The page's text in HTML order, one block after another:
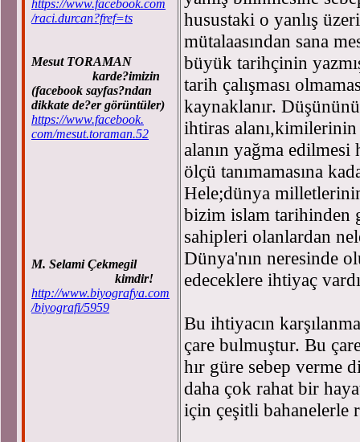
https://www.facebook.com
/raci.durcan?fref=ts
Mesut TORAMAN
karde?imizin
(facebook sayfas?ndan
dikkate de?er görüntüler)
https://www.facebook.
com/mesut.toraman.52
M. Selami Çekmegil
kimdir!
http://www.biyografya.com
/biyografi/5959
husustaki o yanlış
mütalaasından sana
büyük tarihçinin
tarih çalışması
kaynaklanır.
ihtiras alanı,kimilerinin
alanın yağma edilmesi
ölçü tanımamasına
Hele;dünya
bizim islam tarihinden
sahipleri olanlardan
Dünya'nın neresinde
edeceklere ihtiyaç
Bu ihtiyacın
çare bulmuştur. Bu
hır güre sebep verme
daha çok rahat bir
için çeşitli bahanelerle